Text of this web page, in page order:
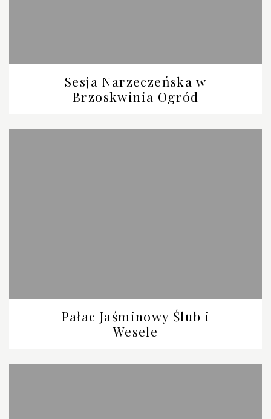
Sesja Narzeczeńska w
Brzoskwinia Ogród
Pałac Jaśminowy Ślub i
Wesele